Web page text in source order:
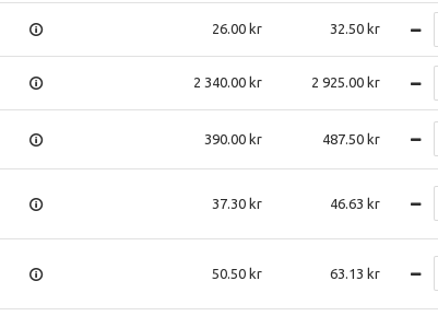
26.00 32.50
2 340.00 2 925.00
390.00 487.50
37.30 46.63
50.50 63.13